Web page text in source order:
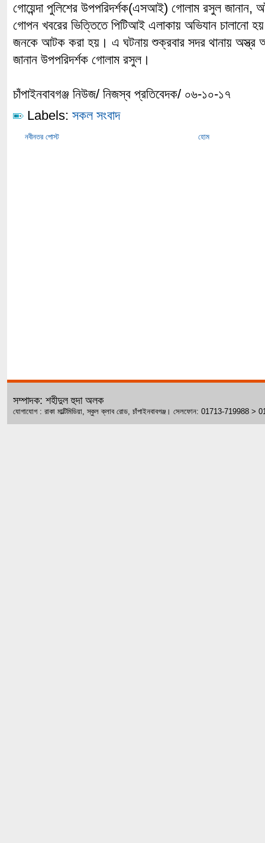
গোয়েন্দা পুলিশের উপপরিদর্শক(এসআই) গোলাম রসুল জানান,
গোপন খবরের ভিত্তিতে পিটিআই এলাকায় অভিযান চালানো
জনকে আটক করা হয়। এ ঘটনায় শুক্রবার সদর থানায় অস্ত্র
জানান উপপরিদর্শক গোলাম রসুল।
চাঁপাইনবাবগঞ্জ নিউজ/ নিজস্ব প্রতিবেদক/ ০৬-১০-১৭
Labels: সকল সংবাদ
নবীনতর পোস্ট হোম
সম্পাদক: শহীদুল হুদা অলক
যোগাযোগ : রাকা মাল্টিমিডিয়া, স্কুল ক্লাব রোড, চাঁপাইনবাবগঞ্জ। সেলফোন: 01713-